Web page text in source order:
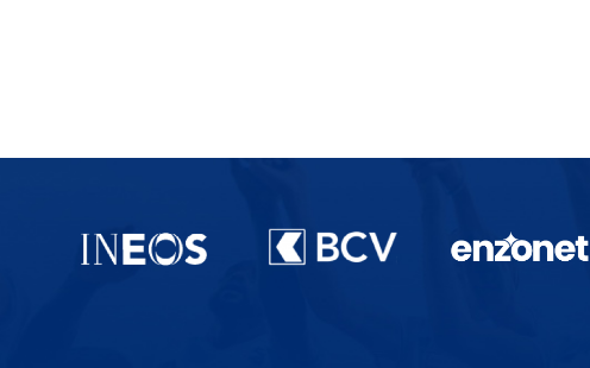
Partenaires du lausanne-Sport